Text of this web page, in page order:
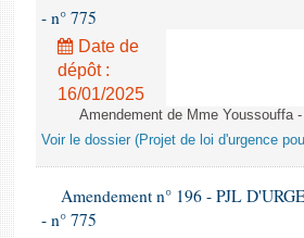
- n° 775
Date de
dépôt :
16/01/2025
Amendement de Mme Youssouffa
Voir le dossier (Projet de loi d'urgence
Amendement n° 196 - PJL
- n° 775